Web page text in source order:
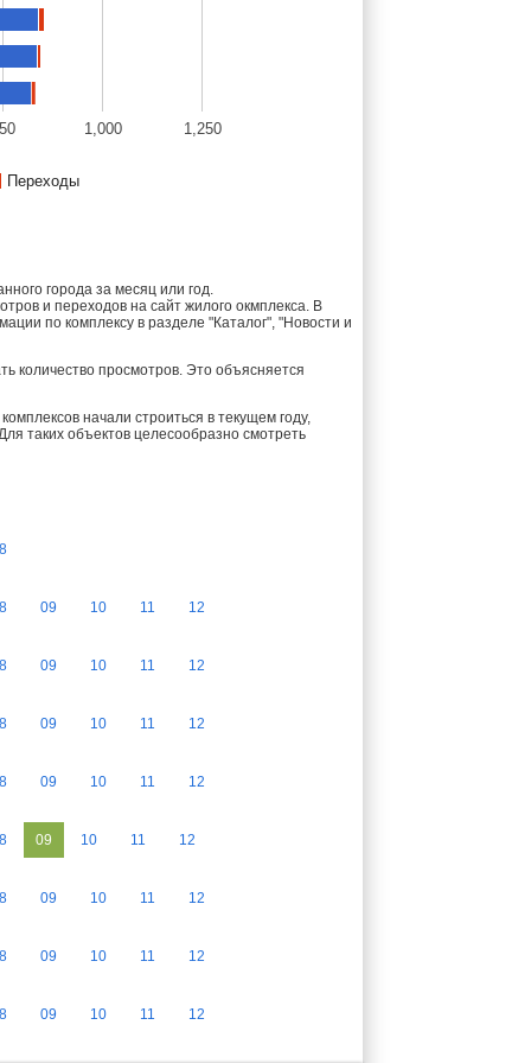
Переходы
1,000 1,250
города за месяц или год.
и переходов на сайт жилого окмплекса. В
по комплексу в разделе "Каталог", "Новости и
количество просмотров. Это объясняется
начали строиться в текущем году,
таких объектов целесообразно смотреть
09 10 11 12
09 10 11 12
09 10 11 12
09 10 11 12
09 10 11 12
09 10 11 12
09 10 11 12
09 10 11 12